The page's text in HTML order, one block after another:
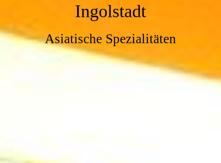
Ingolstadt
Asiatische Spezialitäten